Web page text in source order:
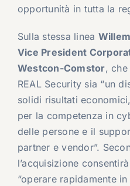
opportunità in tutta la
Sulla stessa linea
Vice President
Westcon-Comstor,
REAL Security sia “un
solidi risultati
per la competenza in
delle persone e il
partner e vendor”.
l’acquisizione
“operare rapidamente